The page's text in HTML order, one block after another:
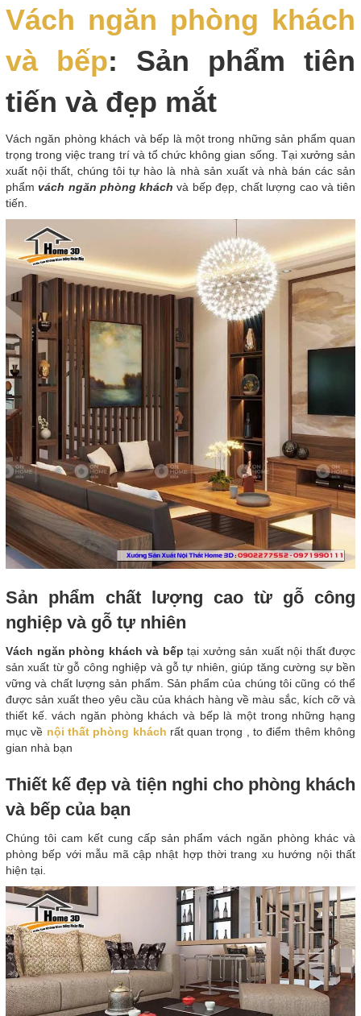
Vách ngăn phòng khách
và bếp: Sản phẩm tiên
tiến và đẹp mắt
Vách ngăn phòng khách và bếp là một trong những sản phẩm quan
trọng trong việc trang trí và tổ chức không gian sống. Tại xưởng sản
xuất nội thất, chúng tôi tự hào là nhà sản xuất và nhà bán các sản
phẩmvách ngăn phòng khách và bếp đẹp, chất lượng cao và tiên
tiến.
Sản phẩm chất lượng cao từ gỗ công
nghiệp và gỗ tự nhiên
Vách ngăn phòng khách và bếp tại xưởng sản xuất nội thất được
sản xuất từ gỗ công nghiệp và gỗ tự nhiên, giúp tăng cường sự bền
vững và chất lượng sản phẩm. Sản phẩm của chúng tôi cũng có thể
được sản xuất theo yêu cầu của khách hàng về màu sắc, kích cỡ và
thiết kế. vách ngăn phòng khách và bếp là một trong những hạng
mục về nội thất phòng khách rất quan trọng , to điểm thêm không
gian nhà bạn
Thiết kế đẹp và tiện nghi cho phòng khách
và bếp của bạn
Chúng tôi cam kết cung cấp sản phẩm vách ngăn phòng khác và
phòng bếp với mẫu mã cập nhật hợp thời trang xu hướng nội thất
hiện tại.